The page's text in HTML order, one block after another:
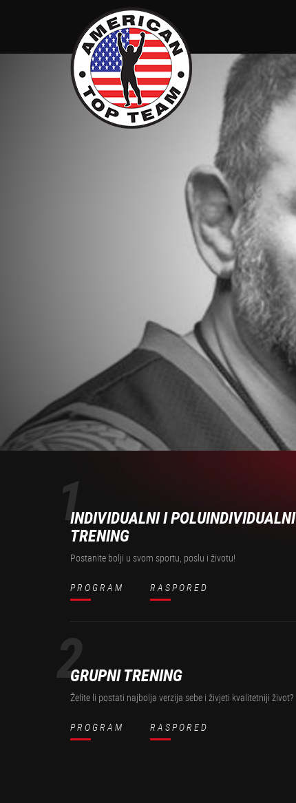
1
INDIVIDUALNI I POLUINDIVIDUALNI
TRENING
Postanite bolji u svom sportu, poslu i životu!
PROGRAM RASPORED
2GRUPNI TRENING
Želite li postati najbolja verzija sebe i živjeti kvalitetniji život?
PROGRAM RASPORED